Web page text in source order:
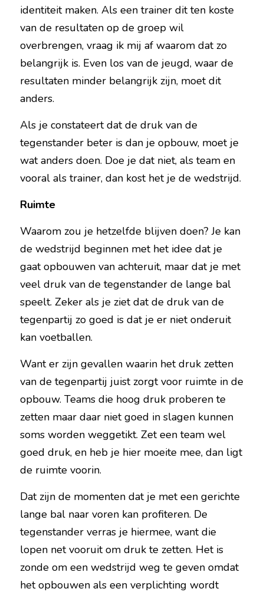
identiteit maken. Als een trainer dit ten koste
van de resultaten op de groep wil
overbrengen, vraag ik mij af waarom dat zo
belangrijk is. Even los van de jeugd, waar de
resultaten minder belangrijk zijn, moet dit
anders.
Als je constateert dat de druk van de
tegenstander beter is dan je opbouw, moet je
wat anders doen. Doe je dat niet, als team en
vooral als trainer, dan kost het je de wedstrijd.
Ruimte
Waarom zou je hetzelfde blijven doen? Je kan
de wedstrijd beginnen met het idee dat je
gaat opbouwen van achteruit, maar dat je met
veel druk van de tegenstander de lange bal
speelt. Zeker als je ziet dat de druk van de
tegenpartij zo goed is dat je er niet onderuit
kan voetballen.
Want er zijn gevallen waarin het druk zetten
van de tegenpartij juist zorgt voor ruimte in de
opbouw. Teams die hoog druk proberen te
zetten maar daar niet goed in slagen kunnen
soms worden weggetikt. Zet een team wel
goed druk, en heb je hier moeite mee, dan ligt
de ruimte voorin.
Dat zijn de momenten dat je met een gerichte
lange bal naar voren kan profiteren. De
tegenstander verras je hiermee, want die
lopen net vooruit om druk te zetten. Het is
zonde om een wedstrijd weg te geven omdat
het opbouwen als een verplichting wordt